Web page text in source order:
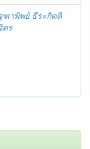
ฑาพิพย์ ธีระกิตติ
ตร